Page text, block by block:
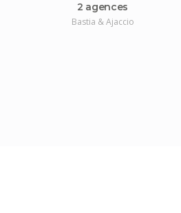
2 agences
Bastia & Ajaccio